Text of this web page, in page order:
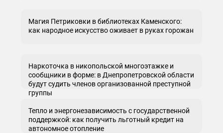
Магия Петриковки в библиотеках Каменского:
как народное искусство оживает в руках горожан
Наркоточка в никопольской многоэтажке и
сообщники в форме: в Днепропетровской области
будут судить членов организованной преступной
группы
Тепло и энергонезависимость с государственной
поддержкой: как получить льготный кредит на
автономное отопление